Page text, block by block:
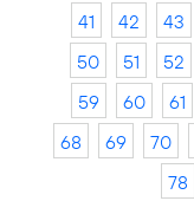
41
42 43
50
51 52
59
60 61
68
69 70
78